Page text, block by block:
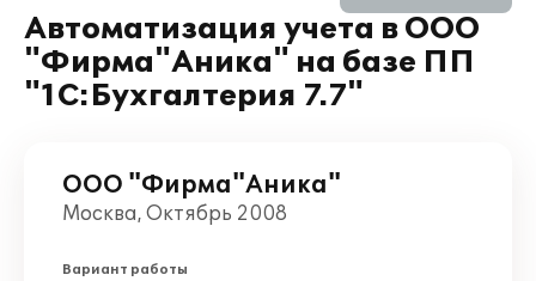
Автоматизация учета в ООО
"Фирма"Аника" на базе ПП
"1С:Бухгалтерия 7.7"
ООО "Фирма"Аника"
Москва, Октябрь 2008
Вариант работы